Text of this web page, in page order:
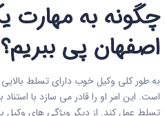
چگونه به مهارت
اصفهان پی ببریم؟
به طور کلی وکیل خوب دارای تسلط
است. این امر او را قادر می سازد با استناد
تسلط عمل کند. از دیگر ویژگی های وکیل